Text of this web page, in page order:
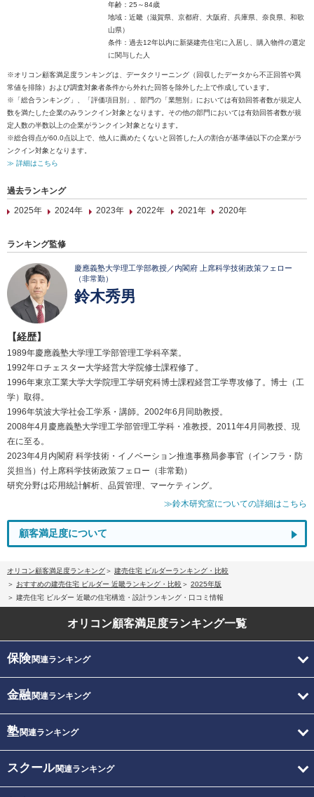
年齢：25～84歳
地域：近畿（滋賀県、京都府、大阪府、兵庫県、奈良県、和歌
山県）
条件：過去12年以内に新築建売住宅に入居し、購入物件の選定
に関与した人
※オリコン顧客満足度ランキングは、データクリーニング（回収したデータから不正回答や異
常値を排除）および調査対象者条件から外れた回答を除外した上で作成しています。
※「総合ランキング」、「評価項目別」、部門の「業態別」においては有効回答者数が規定人
数を満たした企業のみランクイン対象となります。その他の部門においては有効回答者数が規
定人数の半数以上の企業がランクイン対象となります。
※総合得点が60.0点以上で、他人に薦めたくないと回答した人の割合が基準値以下の企業がラ
ンクイン対象となります。
≫ 詳細はこちら
過去ランキング
2025年
2024年 2023年 2022年 2021年 2020年
ランキング監修
慶應義塾大学理工学部教授／内閣府 上席科学技術政策フェロー
（非常勤）
鈴木秀男
【経歴】
1989年慶應義塾大学理工学部管理工学科卒業。
1992年ロチェスター大学経営大学院修士課程修了。
1996年東京工業大学大学院理工学研究科博士課程経営工学専攻修了。博士（工
学）取得。
1996年筑波大学社会工学系・講師。2002年6月同助教授。
2008年4月慶應義塾大学理工学部管理工学科・准教授。2011年4月同教授、現
在に至る。
2023年4月内閣府 科学技術・イノベーション推進事務局参事官（インフラ・防
災担当）付上席科学技術政策フェロー（非常勤）
研究分野は応用統計解析、品質管理、マーケティング。
≫鈴木研究室についての詳細はこちら
顧客満足度について
オリコン顧客満足度ランキング
建売住宅 ビルダーランキング・比較
おすすめの建売住宅 ビルダー 近畿ランキング・比較
2025年版
建売住宅 ビルダー 近畿の住宅構造・設計ランキング・口コミ情報
オリコン顧客満足度ランキング一覧
保険関連ランキング
金融関連ランキング
塾関連ランキング
スクール関連ランキング